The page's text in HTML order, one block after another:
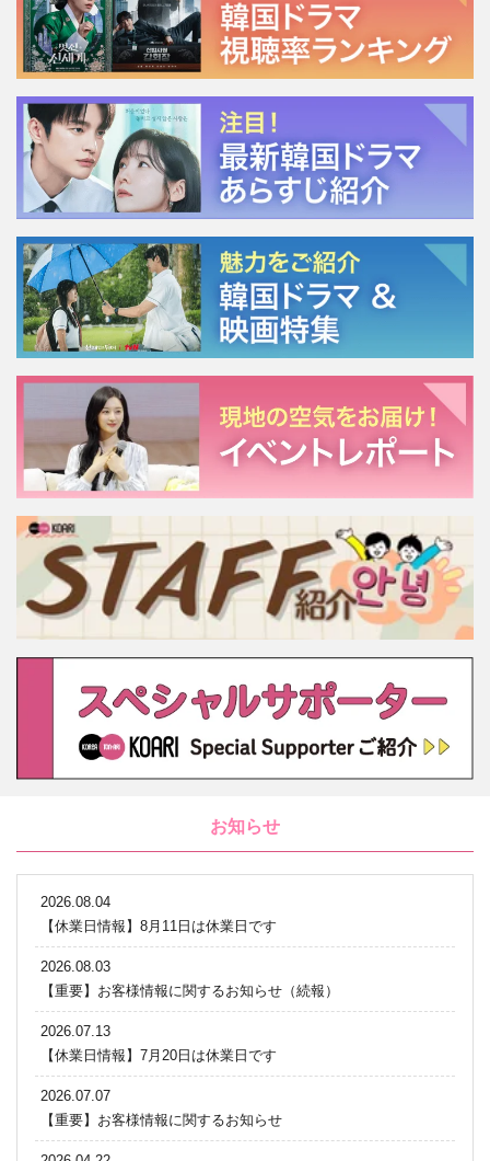
お知らせ
2026.08.04
【休業日情報】8月11日は休業日です
2026.08.03
【重要】お客様情報に関するお知らせ（続報）
2026.07.13
【休業日情報】7月20日は休業日です
2026.07.07
【重要】お客様情報に関するお知らせ